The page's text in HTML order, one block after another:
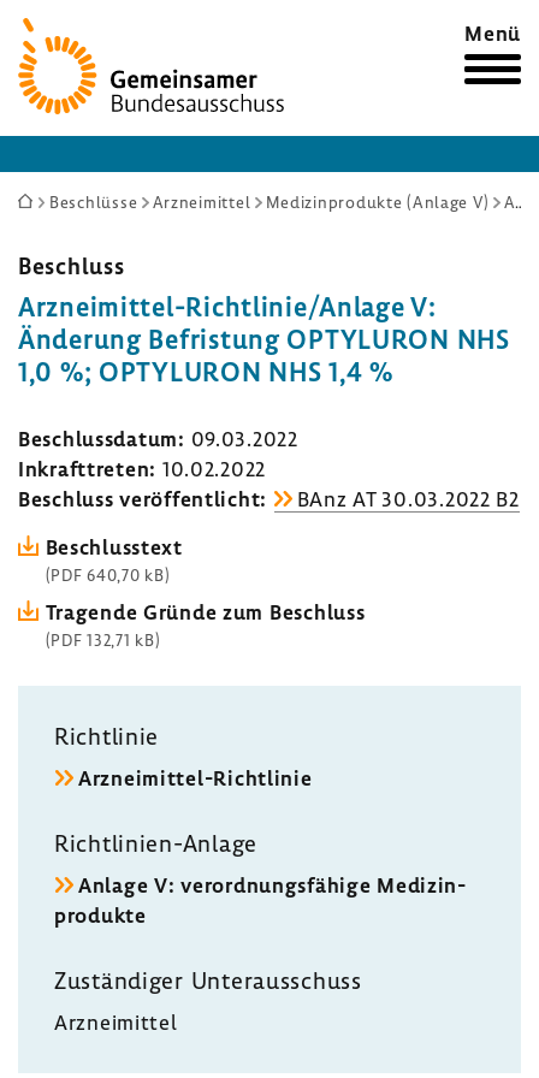
Zur
Startseite
Menü
Sie
hier:
Beschlüsse Arzneimittel Medizinprodukte (Anlage V) Arzneimittel-Richtlinie/Anlage V: Änderung Befristung OPTYLURON NHS 1,0 %; OPTYLURON NHS 1,4 %
Beschluss
Arzneimittel-​Richtlinie/Anlage V:
Ände­rung Befris­tung OPTYLURON NHS
1,0 %; OPTYLURON NHS 1,4 %
Beschluss­datum: 09.03.2022
Inkraft­treten: 10.02.2022
Beschluss veröf­fent­licht:
BAnz AT 30.03.2022 B2
Beschluss­text
(PDF 640,70 kB)
Tragende Gründe zum Beschluss
(PDF 132,71 kB)
Richt­linie
Arzneimittel-​Richtlinie
Richtlinien-​Anlage
Anlage V: verord­nungs­fä­hige Medi­zin­
pro­dukte
Zustän­diger Unter­aus­schuss
Arznei­mittel